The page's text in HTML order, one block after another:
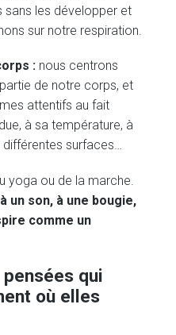
sans les développer et
sur notre respiration.
: nous centrons
de notre corps, et
attentifs au fait
à sa température, à
surfaces…
yoga ou de la marche.
un son, à une bougie,
comme un
qui
où elles